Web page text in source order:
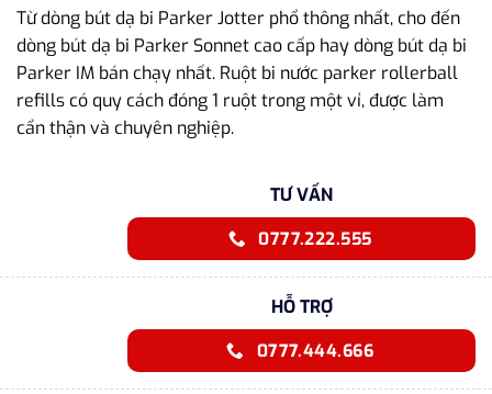
Từ dòng bút dạ bi Parker Jotter phổ thông nhất, cho đến
dòng bút dạ bi Parker Sonnet cao cấp hay dòng bút dạ bi
Parker IM bán chạy nhất. Ruột bi nước parker rollerball
refills có quy cách đóng 1 ruột trong một vỉ, được làm
cẩn thận và chuyên nghiệp.
TƯ VẤN
0777.222.555
HỖ TRỢ
0777.444.666